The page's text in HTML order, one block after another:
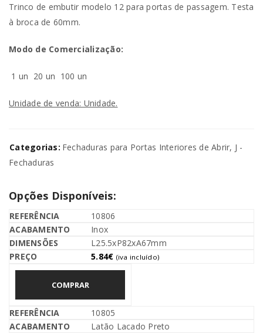
Trinco de embutir modelo 12 para portas de passagem. Testa
à broca de 60mm.
Modo de Comercialização:
1 un 20 un 100 un
Unidade de venda: Unidade.
Categorias: Fechaduras para Portas Interiores de Abrir, J -
Fechaduras
Opções Disponíveis:
10806
Inox
L25.5xP82xA67mm
5.84€ (iva incluído)
COMPRAR
10805
Latão Lacado Preto